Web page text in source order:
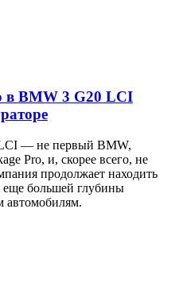
в BMW 3 G20 LCI
— не первый BMW,
Pro, и, скорее всего, не
продолжает находить
большей глубины
автомобилям.